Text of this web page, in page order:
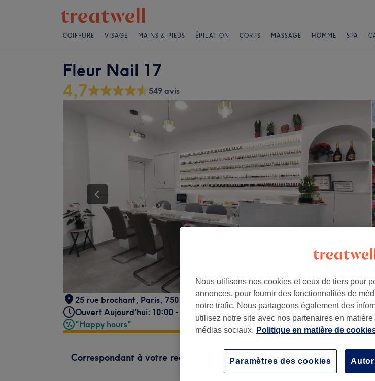
COIFFURE VISAGE MAINS & PIEDS ÉPILATION CORPS MASSAGE HOMME SPA
Fleur Nail 17
4,7 549 avis
25 rue brochant, Paris, 75017
Ouvert Aujourd'hui: 10:00 - 20:00
"Happy hours"
Correspondant à votre recherche
Gel - Pose d'ongles et pose
Nous utilisons nos cookies et ceux de tiers pour
annonces, pour fournir des fonctionnalités de
notre trafic. Nous partageons également des
utilisez notre site avec nos partenaires en
médias sociaux. Politique en matière de
Paramètres des cookies